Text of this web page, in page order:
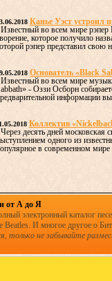
Канье Уэст устроил
Известный во всем мире рэпер
которое получило
рэпер представил свою
Основатель «Black
Известный во всем мире
- Оззи Осборн
информации
Коллектив
Через десять дней московская
одного из
в современном мире
от А до Я
электронный каталог
И многое другое о
только не забывайте